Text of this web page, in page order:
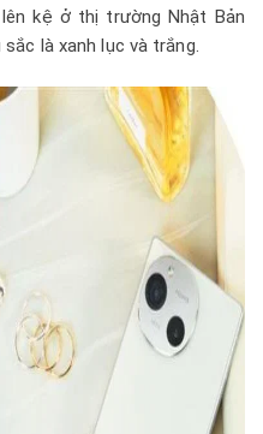
kệ ở thị trường Nhật Bản
là xanh lục và trắng.